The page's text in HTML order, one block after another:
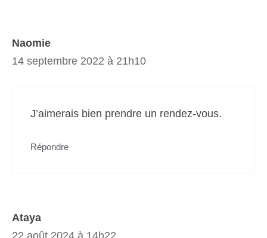
Naomie
14 septembre 2022 à 21h10
J’aimerais bien prendre un rendez-vous.
Répondre
Ataya
22 août 2024 à 14h22